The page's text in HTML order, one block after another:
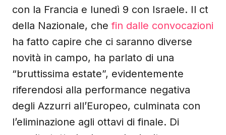
con la Francia e lunedì 9 con Israele. Il ct
della Nazionale, chefin dalle convocazioni
ha fatto capire che ci saranno diverse
novità in campo, ha parlato di una
“bruttissima estate”, evidentemente
riferendosi alla performance negativa
degli Azzurri all’Europeo, culminata con
l’eliminazione agli ottavi di finale. Di